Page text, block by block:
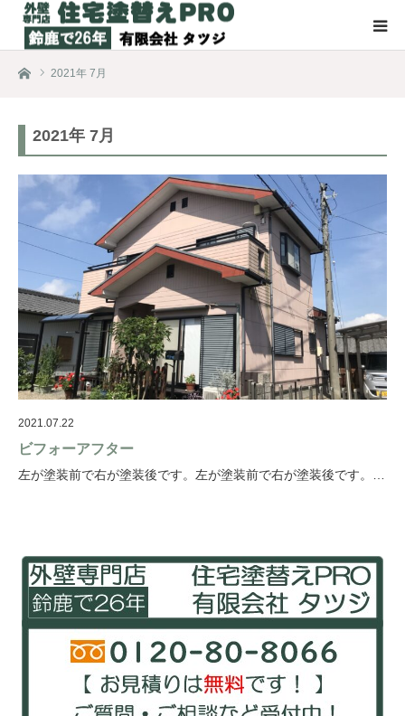
ホーム2021年 7月
2021年 7月
2021.07.22
ビフォーアフター
左が塗装前で右が塗装後です。左が塗装前で右が塗装後です。…